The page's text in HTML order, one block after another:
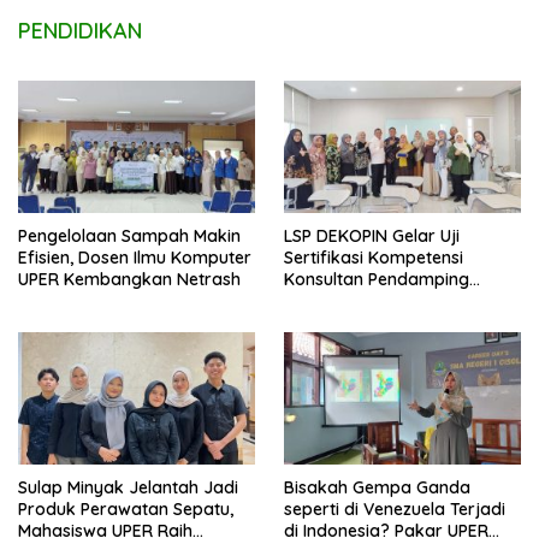
PENDIDIKAN
Pengelolaan Sampah Makin
Efisien, Dosen Ilmu Komputer
UPER Kembangkan Netrash
LSP DEKOPIN Gelar Uji
Sertifikasi Kompetensi
Konsultan Pendamping
Sulap Minyak Jelantah Jadi
Produk Perawatan Sepatu,
Mahasiswa UPER Raih
Bisakah Gempa Ganda
seperti di Venezuela Terjadi
di Indonesia? Pakar UPER